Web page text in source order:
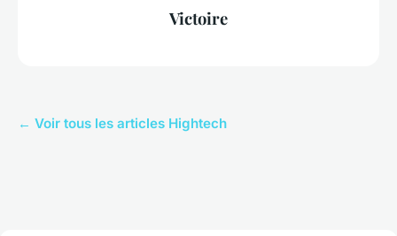
Victoire
← Voir tous les articles Hightech